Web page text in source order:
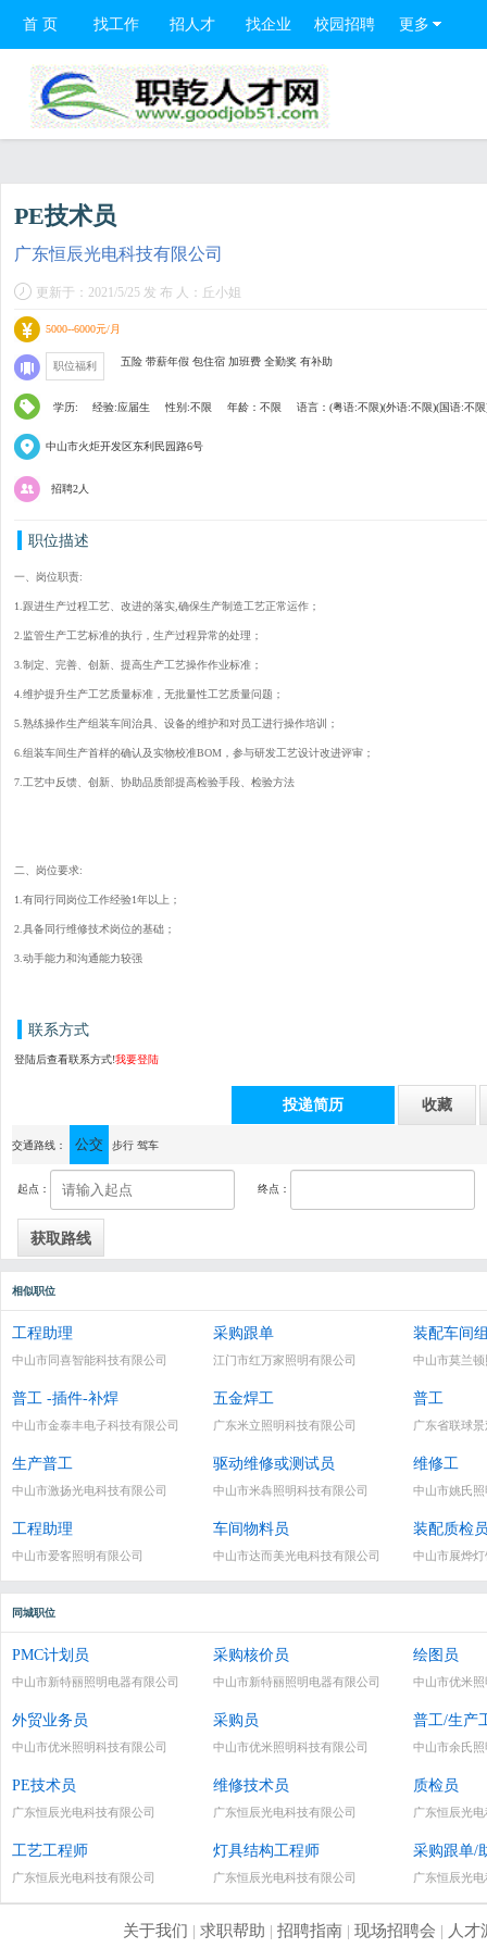
首 页 找工作 招人才 找企业 校园招聘 更多
PE技术员
广东恒辰光电科技有限公司
更新于：2021/5/25 发 布 人：丘小姐
5000--6000元/月
职位福利 五险 带薪年假 包住宿 加班费 全勤奖 有补助
学历: 经验:应届生 性别:不限 年龄：不限 语言：(粤语:不限)(外语:不限)(国语:不
中山市火炬开发区东利民园路6号
招聘2人
职位描述
一、岗位职责:
1.跟进生产过程工艺、改进的落实,确保生产制造工艺正常运作；
2.监管生产工艺标准的执行，生产过程异常的处理；
3.制定、完善、创新、提高生产工艺操作作业标准；
4.维护提升生产工艺质量标准，无批量性工艺质量问题；
5.熟练操作生产组装车间治具、设备的维护和对员工进行操作培训；
6.组装车间生产首样的确认及实物校准BOM，参与研发工艺设计改进评审；
7.工艺中反馈、创新、协助品质部提高检验手段、检验方法
二、岗位要求:
1.有同行同岗位工作经验1年以上；
2.具备同行维修技术岗位的基础；
3.动手能力和沟通能力较强
联系方式
登陆后查看联系方式!我要登陆
投递简历 收藏
通讯地址：中山市火炬开发区东利民园路6号
交通路线： 公交 步行 驾车
起点： 终点：
相似职位
工程助理
中山市同喜智能科技有限公司
采购跟单
江门市红万家照明有限公司
装配车间
中山市莫兰
普工 -插件-补焊
中山市金泰丰电子科技有限公司
五金焊工
广东米立照明科技有限公司
普工
广东省联球
生产普工
中山市激扬光电科技有限公司
驱动维修或测试员
中山市米犇照明科技有限公司
维修工
中山市姚氏
工程助理
中山市爱客照明有限公司
车间物料员
中山市达而美光电科技有限公司
装配质检
中山市展烨
同城职位
PMC计划员
中山市新特丽照明电器有限公司
采购核价员
中山市新特丽照明电器有限公司
绘图员
中山市优米
外贸业务员
中山市优米照明科技有限公司
采购员
中山市优米照明科技有限公司
普工/生产
中山市余氏
PE技术员
广东恒辰光电科技有限公司
维修技术员
广东恒辰光电科技有限公司
质检员
广东恒辰光
工艺工程师
广东恒辰光电科技有限公司
灯具结构工程师
广东恒辰光电科技有限公司
采购跟单/
广东恒辰光
关于我们 | 求职帮助 | 招聘指南| 现场招聘会 | 人才